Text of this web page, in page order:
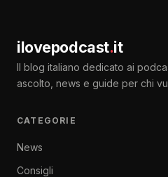
ilovepodcast.it
Il blog italiano dedicato ai
ascolto, news e guide per chi
CATEGORIE
News
Consigli